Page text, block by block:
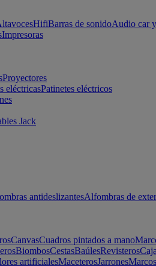
HifiBarras de sonidoAudio car
Impresoras
Proyectores
eléctricasPatinetes eléctricos
Jack
antideslizantesAlfombras de
CanvasCuadros pintados a mano
BiombosCestasBaúlesRevisteros
artificialesMaceterosJarrones